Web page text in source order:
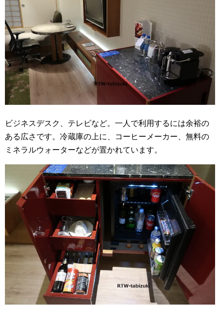
ビジネスデスク、テレビなど。一人で利用するには余裕の
ある広さです。冷蔵庫の上に、コーヒーメーカー、無料の
ミネラルウォーターなどが置かれています。